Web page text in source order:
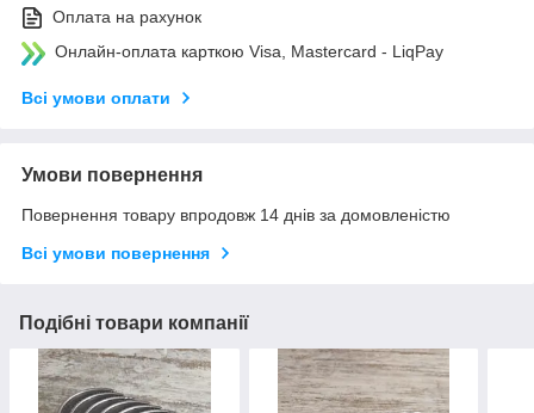
Оплата на рахунок
Онлайн-оплата карткою Visa, Mastercard - LiqPay
Всі умови оплати
Умови повернення
Повернення товару впродовж 14 днів за домовленістю
Всі умови повернення
Подібні товари компанії